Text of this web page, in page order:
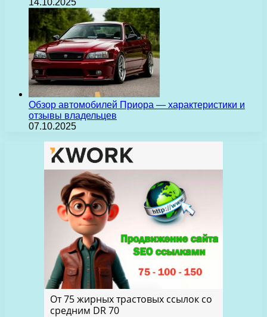
Обзор автомобилей Приора — характеристики и
отзывы владельцев
07.10.2025